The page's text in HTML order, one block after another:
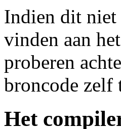
Indien dit niet
vinden aan
proberen
broncode
Het